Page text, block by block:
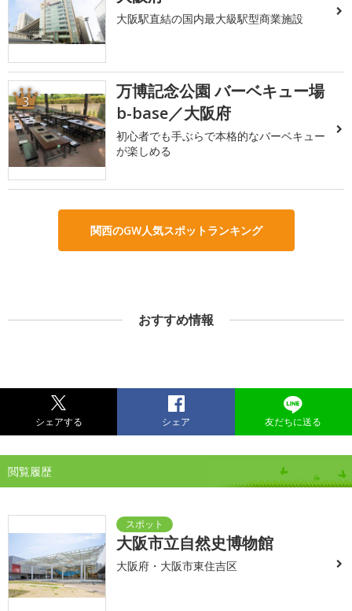
大阪駅直結の国内最大級駅型商業施設
3
万博記念公園 バーベキュー場
b-base／大阪府
初心者でも手ぶらで本格的なバーベキュー
が楽しめる
関西のGW人気スポットランキング
おすすめ情報
シェアする シェア 友だちに送る
閲覧履歴
大阪市立自然史博物館
大阪府・大阪市東住吉区